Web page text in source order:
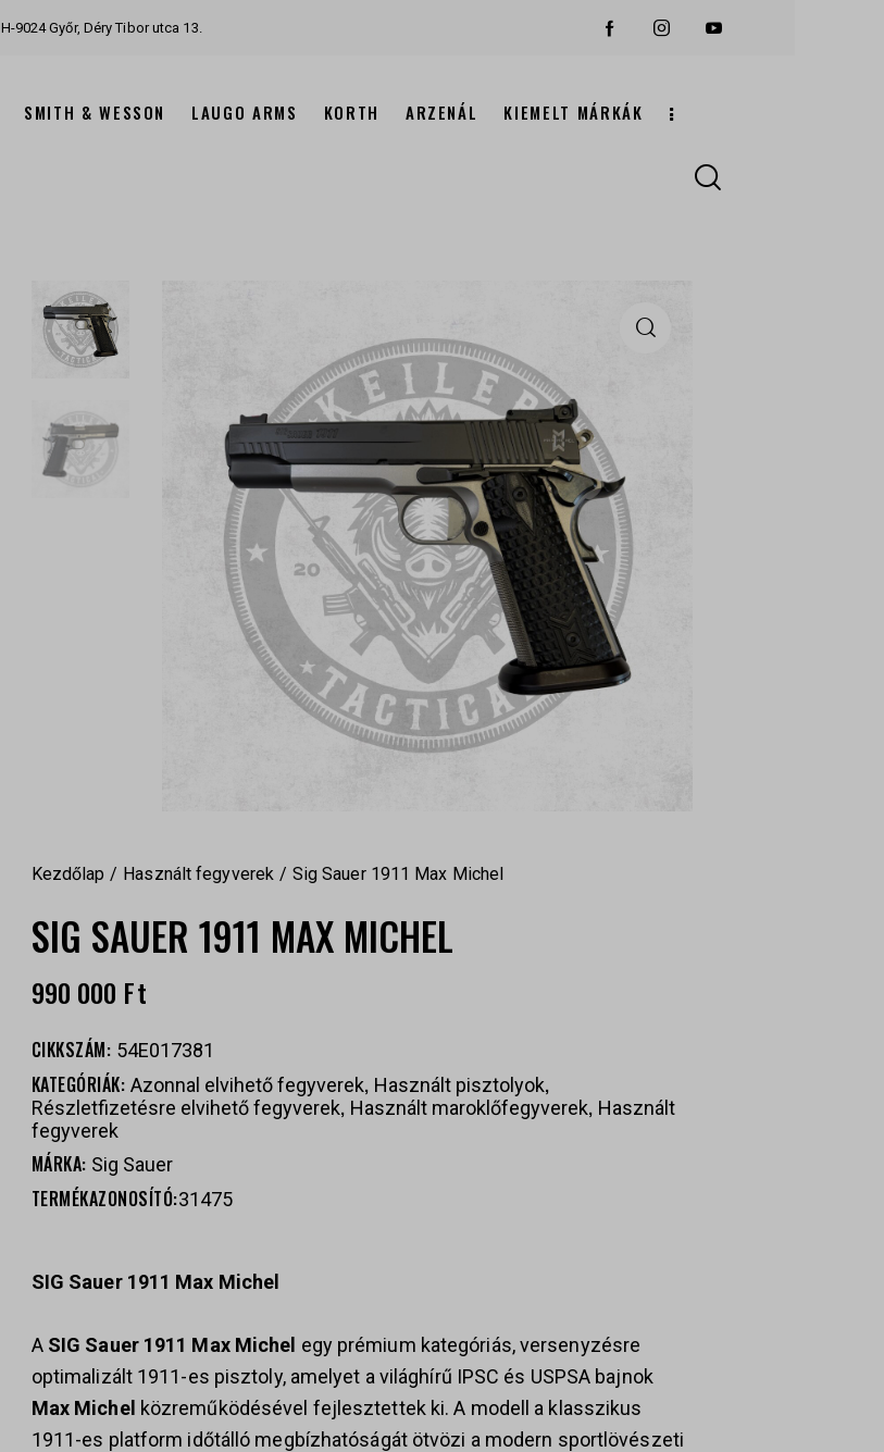
H-9024 Győr, Déry Tibor utca 13.
SMITH & WESSON LAUGO ARMS KORTH ARZENÁL KIEMELT MÁRKÁK
Kezdőlap Használt fegyverek Sig Sauer 1911 Max Michel
SIG SAUER 1911 MAX MICHEL
990 000 Ft
CIKKSZÁM: 54E017381
KATEGÓRIÁK: Azonnal elvihető fegyverek, Használt pisztolyok,
Részletfizetésre elvihető fegyverek, Használt maroklőfegyverek, Használt
fegyverek
MÁRKA: Sig Sauer
TERMÉKAZONOSÍTÓ:31475
SIG Sauer 1911 Max Michel
A SIG Sauer 1911 Max Michel egy prémium kategóriás, versenyzésre
optimalizált 1911-es pisztoly, amelyet a világhírű IPSC és USPSA bajnok
Max Michel közreműködésével fejlesztettek ki. A modell a klasszikus
1911-es platform időtálló megbízhatóságát ötvözi a modern sportlövészeti